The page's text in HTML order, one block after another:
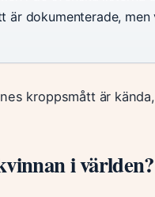
är dokumenterade,
kroppsmått är
i världen?